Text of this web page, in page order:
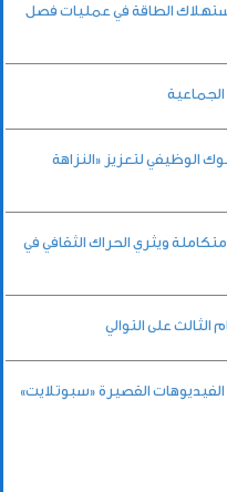
الطاقة في عمليات فصل
الوظيفي لتعزيز «النزاهة
ويثري الحراك الثقافي في
الثالث على التوالي
القصيرة «سبوتلايت»